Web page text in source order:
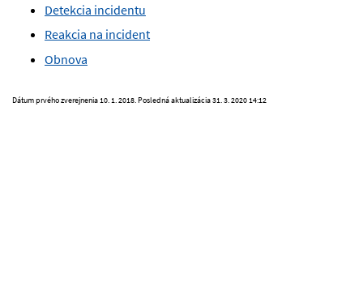
Detekcia incidentu
Reakcia na incident
Obnova
Dátum prvého zverejnenia10. 1. 2018. Posledná aktualizácia31. 3. 2020 14:12